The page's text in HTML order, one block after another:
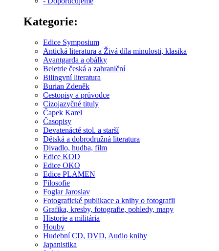
Kategorie:
Edice Symposium
Antická literatura a Živá díla minulosti, klasika
Avantgarda a obálky
Beletrie česká a zahraniční
Bilingvní literatura
Burian Zdeněk
Cestopisy a průvodce
Cizojazyčné tituly
Čapek Karel
Časopisy
Devatenácté stol. a starší
Dětská a dobrodružná literatura
Divadlo, hudba, film
Edice KOD
Edice OKO
Edice PLAMEN
Filosofie
Foglar Jaroslav
Fotografické publikace a knihy o fotografii
Grafika, kresby, fotografie, pohledy, mapy
Historie a militária
Houby
Hudební CD, DVD, Audio knihy
Japanistika